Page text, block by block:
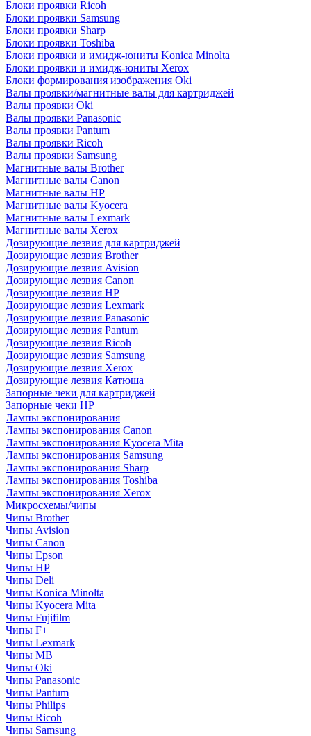
Блоки проявки Ricoh
Блоки проявки Samsung
Блоки проявки Sharp
Блоки проявки Toshiba
Блоки проявки и имидж-юниты Konica Minolta
Блоки проявки и имидж-юниты Xerox
Блоки формирования изображения Oki
Валы проявки/магнитные валы для картриджей
Валы проявки Oki
Валы проявки Panasonic
Валы проявки Pantum
Валы проявки Ricoh
Валы проявки Samsung
Магнитные валы Brother
Магнитные валы Canon
Магнитные валы HP
Магнитные валы Kyocera
Магнитные валы Lexmark
Магнитные валы Xerox
Дозирующие лезвия для картриджей
Дозирующие лезвия Brother
Дозирующие лезвия Avision
Дозирующие лезвия Canon
Дозирующие лезвия HP
Дозирующие лезвия Lexmark
Дозирующие лезвия Panasonic
Дозирующие лезвия Pantum
Дозирующие лезвия Ricoh
Дозирующие лезвия Samsung
Дозирующие лезвия Xerox
Дозирующие лезвия Катюша
Запорные чеки для картриджей
Запорные чеки HP
Лампы экспонирования
Лампы экспонирования Canon
Лампы экспонирования Kyocera Mita
Лампы экспонирования Samsung
Лампы экспонирования Sharp
Лампы экспонирования Toshiba
Лампы экспонирования Xerox
Микросхемы/чипы
Чипы Brother
Чипы Avision
Чипы Canon
Чипы Epson
Чипы HP
Чипы Deli
Чипы Konica Minolta
Чипы Kyocera Mita
Чипы Fujifilm
Чипы F+
Чипы Lexmark
Чипы MB
Чипы Oki
Чипы Panasonic
Чипы Pantum
Чипы Philips
Чипы Ricoh
Чипы Samsung